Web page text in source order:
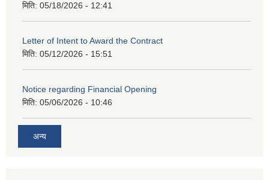
मिति: 05/18/2026 - 12:41
Letter of Intent to Award the Contract
मिति: 05/12/2026 - 15:51
Notice regarding Financial Opening
मिति: 05/06/2026 - 10:46
अन्य